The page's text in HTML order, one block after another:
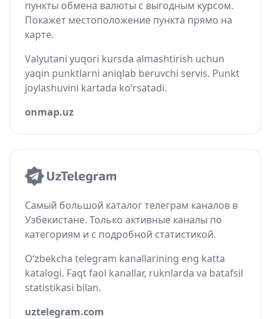
пункты обмена валюты с выгодным курсом.
Покажет местоположение пункта прямо на
карте.
Valyutani yuqori kursda almashtirish uchun
yaqin punktlarni aniqlab beruvchi servis. Punkt
joylashuvini kartada ko‘rsatadi.
onmap.uz
Самый большой каталог телеграм каналов в
Узбекистане. Только активные каналы по
категориям и с подробной статистикой.
O‘zbekcha telegram kanallarining eng katta
katalogi. Faqt faol kanallar, ruknlarda va batafsil
statistikasi bilan.
uztelegram.com